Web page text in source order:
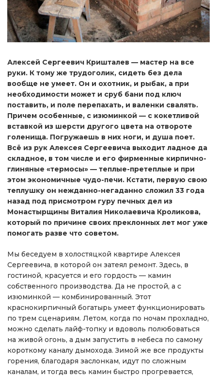
Алексей Сергеевич Кришталев — мастер на все
руки. К тому же трудоголик, сидеть без дела
вообще не умеет. Он и охотник, и рыбак, а при
необходимости может и сруб бани под ключ
поставить, и поле перепахать, и валенки свалять.
Причем особенные, с изюминкой — с кокетливой
вставкой из шерсти другого цвета на отвороте
голенища. Погружаешь в них ноги, и душа поет.
Всё из рук Алексея Сергеевича выходит ладное да
складное, в том числе и его фирменные кирпично-
глиняные «термосы» — теплые-претеплые и при
этом экономичные чудо-печи. Кстати, первую свою
теплушку он нежданно-негаданно сложил 33 года
назад под присмотром гуру печных дел из
Монастырщины Виталия Николаевича Кроликова,
который по причине своих преклонных лет мог уже
помогать разве что советом.
Мы беседуем в холостяцкой квартире Алексея
Сергеевича, в которой он затеял ремонт. Здесь, в
гостиной, красуется и его гордость — камин
собственного производства. Да не простой, а с
изюминкой — комбинированный. Этот
краснокирпичный богатырь умеет функционировать
по трем сценариям. Летом, когда по ночам прохладно,
можно сделать лайф-топку и вдоволь полюбоваться
на живой огонь, а дым запустить в небеса по самому
короткому каналу дымохода. Зимой же все продукты
горения, благодаря заслонкам, идут по сложным
каналам, и тогда весь камин быстро прогревается,